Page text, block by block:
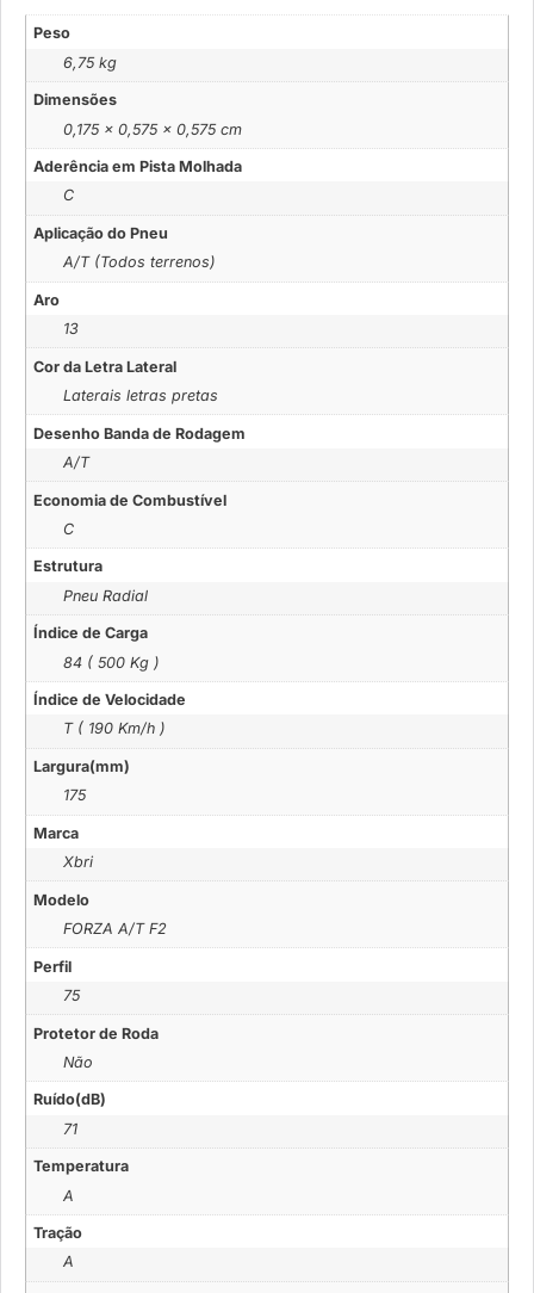
Peso
6,75 kg
Dimensões
0,175 × 0,575 × 0,575 cm
Aderência em Pista Molhada
C
Aplicação do Pneu
A/T (Todos terrenos)
Aro
13
Cor da Letra Lateral
Laterais letras pretas
Desenho Banda de Rodagem
A/T
Economia de Combustível
C
Estrutura
Pneu Radial
Índice de Carga
84 ( 500 Kg )
Índice de Velocidade
T ( 190 Km/h )
Largura(mm)
175
Marca
Xbri
Modelo
FORZA A/T F2
Perfil
75
Protetor de Roda
Não
Ruído(dB)
71
Temperatura
A
Tração
A